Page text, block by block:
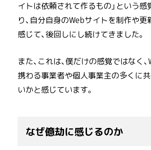
イトは依頼されて作るもの」という
り、自分自身のWebサイトを制作や
感じて、後回しにし続けてきました。
また、これは、僕だけの感覚ではなく
携わる事業者や個人事業主の多くに
いかと感じています。
なぜ億劫に感じるのか